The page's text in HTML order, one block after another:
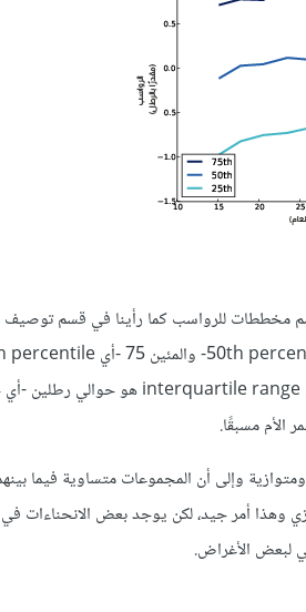
مخططات للرواسب كما رأينا في قسم توصيف
وإلى أن المجموعات متساوية فيما
وهذا أمر جيد، لكن يوجد بعض
لبعض الأغراض.